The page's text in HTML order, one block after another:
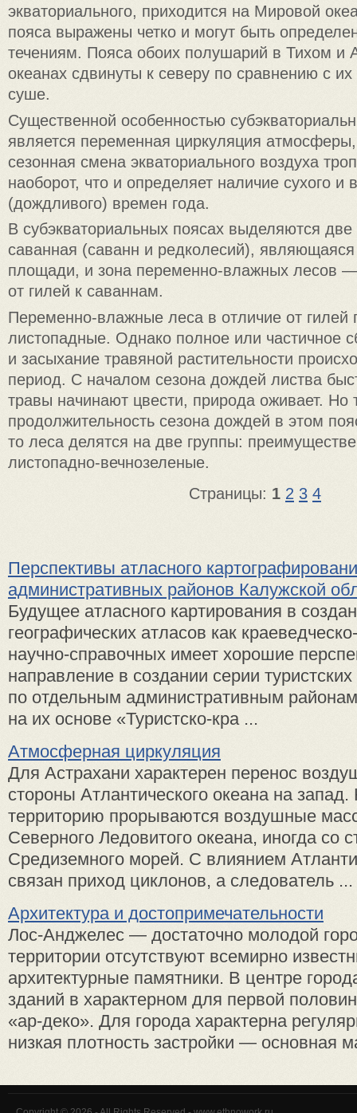
экваториального, приходится на Мировой
пояса выражены четко и могут быть
течениям. Пояса обоих полушарий в Тихом и
океанах сдвинуты к северу по сравнению с
суше.
Существенной особенностью
является переменная циркуляция атмосферы,
сезонная смена экваториального воздуха
наоборот, что и определяет наличие сухого и
(дождливого) времен года.
В субэкваториальных поясах выделяются
саванная (саванн и редколесий),
площади, и зона переменно-влажных лесов —
от гилей к саваннам.
Переменно-влажные леса в отличие от гилей
листопадные. Однако полное или частичное
и засыхание травяной растительности
период. С началом сезона дождей листва
травы начинают цвести, природа оживает. Но
продолжительность сезона дождей в этом
то леса делятся на две группы:
листопадно-вечнозеленые.
Страницы: 1 2 3 4
Перспективы атласного
административных районов Калужской
Будущее атласного картирования в
географических атласов как
научно-справочных имеет хорошие
направление в создании серии
по отдельным административным
на их основе «Туристско-кра ...
Атмосферная циркуляция
Для Астрахани характерен перенос
стороны Атлантического океана на
территорию прорываются воздушные
Северного Ледовитого океана, иногда со
Средиземного морей. С влиянием
связан приход циклонов, а следователь ...
Архитектура и достопримечательности
Лос-Анджелес — достаточно молодой
территории отсутствуют всемирно
архитектурные памятники. В центре
зданий в характерном для первой
«ар-деко». Для города характерна
низкая плотность застройки — основная